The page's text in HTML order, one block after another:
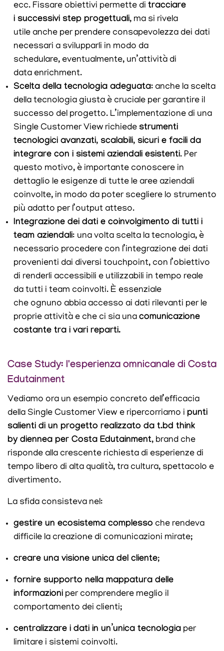
ecc. Fissare obiettivi permette di tracciare
i successivi step progettuali, ma si rivela
utile anche per prendere consapevolezza dei dati
necessari a svilupparli in modo da
schedulare, eventualmente, un’attività di
data enrichment.
Scelta della tecnologia adeguata: anche la scelta
della tecnologia giusta è cruciale per garantire il
successo del progetto. L’implementazione di una
Single Customer View richiede strumenti
tecnologici avanzati, scalabili, sicuri e facili da
integrare con i sistemi aziendali esistenti. Per
questo motivo, è importante conoscere in
dettaglio le esigenze di tutte le aree aziendali
coinvolte, in modo da poter scegliere lo strumento
più adatto per l’output atteso.
Integrazione dei dati e coinvolgimento di tutti i
team aziendali: una volta scelta la tecnologia, è
necessario procedere con l’integrazione dei dati
provenienti dai diversi touchpoint, con l’obiettivo
di renderli accessibili e utilizzabili in tempo reale
da tutti i team coinvolti. È essenziale
che ognuno abbia accesso ai dati rilevanti per le
proprie attività e che ci sia una comunicazione
costante tra i vari reparti.
Case Study: l'esperienza omnicanale di Costa
Edutainment
Vediamo ora un esempio concreto dell’efficacia
della Single Customer View e ripercorriamo i punti
salienti di un progetto realizzato da t.bd think
by diennea per Costa Edutainment, brand che
risponde alla crescente richiesta di esperienze di
tempo libero di alta qualità, tra cultura, spettacolo e
divertimento.
La sfida consisteva nel:
gestire un ecosistema complesso che rendeva
difficile la creazione di comunicazioni mirate;
creare una visione unica del cliente;
fornire supporto nella mappatura delle
informazioni per comprendere meglio il
comportamento dei clienti;
centralizzare i dati in un’unica tecnologia per
limitare i sistemi coinvolti.